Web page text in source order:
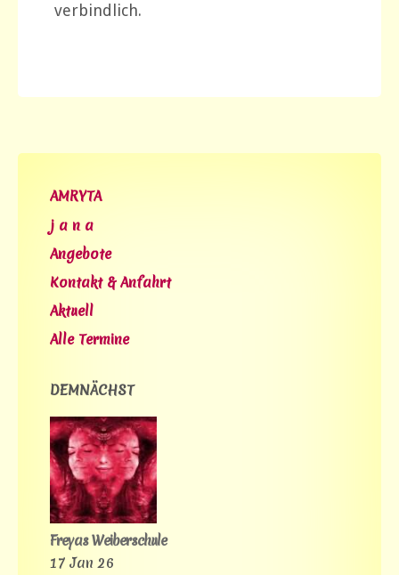
verbindlich.
AMRYTA
j a n a
Angebote
Kontakt & Anfahrt
Aktuell
Alle Termine
DEMNÄCHST
Freyas Weiberschule
17 Jan 26